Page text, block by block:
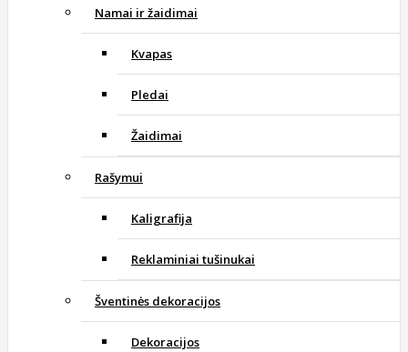
Namai ir žaidimai
Kvapas
Pledai
Žaidimai
Rašymui
Kaligrafija
Reklaminiai tušinukai
Šventinės dekoracijos
Dekoracijos